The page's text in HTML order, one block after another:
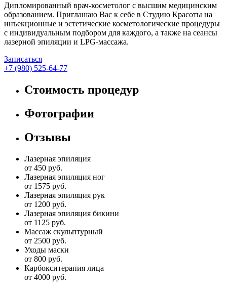
Дипломированный врач-косметолог с высшим медицинским
образованием. Приглашаю Вас к себе в Студию Красоты на
инъекционные и эстетические косметологические процедуры
с индивидуальным подбором для каждого, а также на сеансы
лазерной эпиляции и LPG-массажа.
Записаться
+7 (980) 525-64-77
Стоимость процедур
Фотографии
Отзывы
Лазерная эпиляция
от 450 руб.
Лазерная эпиляция ног
от 1575 руб.
Лазерная эпиляция рук
от 1200 руб.
Лазерная эпиляция бикини
от 1125 руб.
Массаж скульптурный
от 2500 руб.
Уходы маски
от 800 руб.
Карбокситерапия лица
от 4000 руб.